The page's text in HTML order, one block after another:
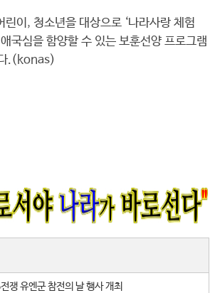
린이, 청소년을 대상으로 ‘나라사랑 체험
국심을 함양할 수 있는 보훈선양 프로그램
.(konas)
쟁 유엔군 참전의 날 행사 개최